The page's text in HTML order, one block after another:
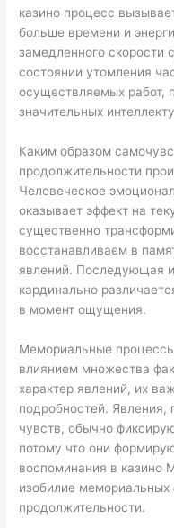
казино процесс
больше времени и
замедленного скорости
состоянии утомления
осуществляемых работ,
значительных
Каким образом
продолжительности
Человеческое
оказывает эффект на
существенно
восстанавливаем в
явлений. Последующая
кардинально
в момент ощущения.
Мемориальные
влиянием множества
характер явлений, их
подробностей.
чувств, обычно
потому что они
воспоминания в казино
изобилие мемориальных
продолжительности.